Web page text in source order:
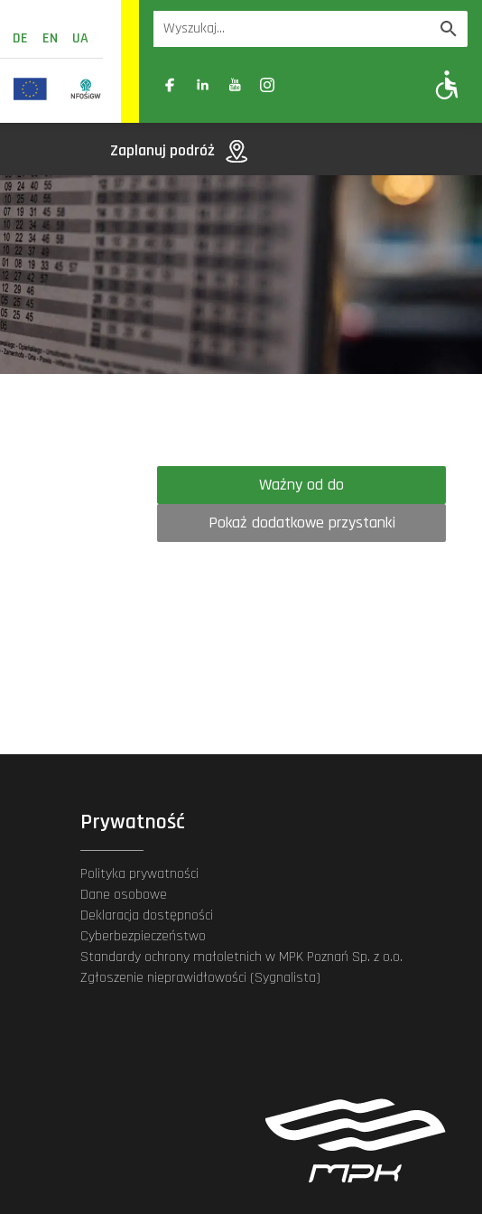
DE EN UA
A- A A+
Zaplanuj podróż
Ważny od do
Pokaż dodatkowe przystanki
Prywatność
Polityka prywatności
Dane osobowe
Deklaracja dostępności
Cyberbezpieczeństwo
Standardy ochrony małoletnich w MPK Poznań Sp. z o.o.
Zgłoszenie nieprawidłowości (Sygnalista)